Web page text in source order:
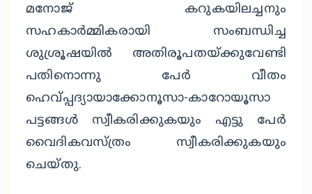
മനോജ് കറുകയിലച്ചനും
സഹകാർമ്മികരായി സംബന്ധിച്ച
ശുശ്രൂഷയിൽ അതിരൂപതയ്ക്കുവേണ്ടി
പതിനൊന്നു പേർ വീതം
ഹെവ്പ്പദ്യായാക്കോനൂസാ-കാറോയൂസാ
പട്ടങ്ങൾ സ്വീകരിക്കുകയും എട്ടു പേർ
വൈദികവസ്ത്രം സ്വീകരിക്കുകയും
ചെയ്തു.